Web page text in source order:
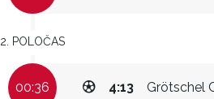
2. POLOČAS
00:36 Grötschel
4:13